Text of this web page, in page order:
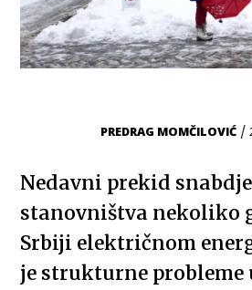
PREDRAG MOMČILOVIĆ /
Nedavni prekid
stanovništva nekoliko
Srbiji električnom
je strukturne probleme